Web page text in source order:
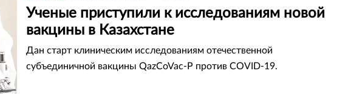
Ученые приступили к исследованиям новой
вакцины в Казахстане
Дан старт клиническим исследованиям отечественной
субъединичной вакцины QazCoVac-P против COVID-19.